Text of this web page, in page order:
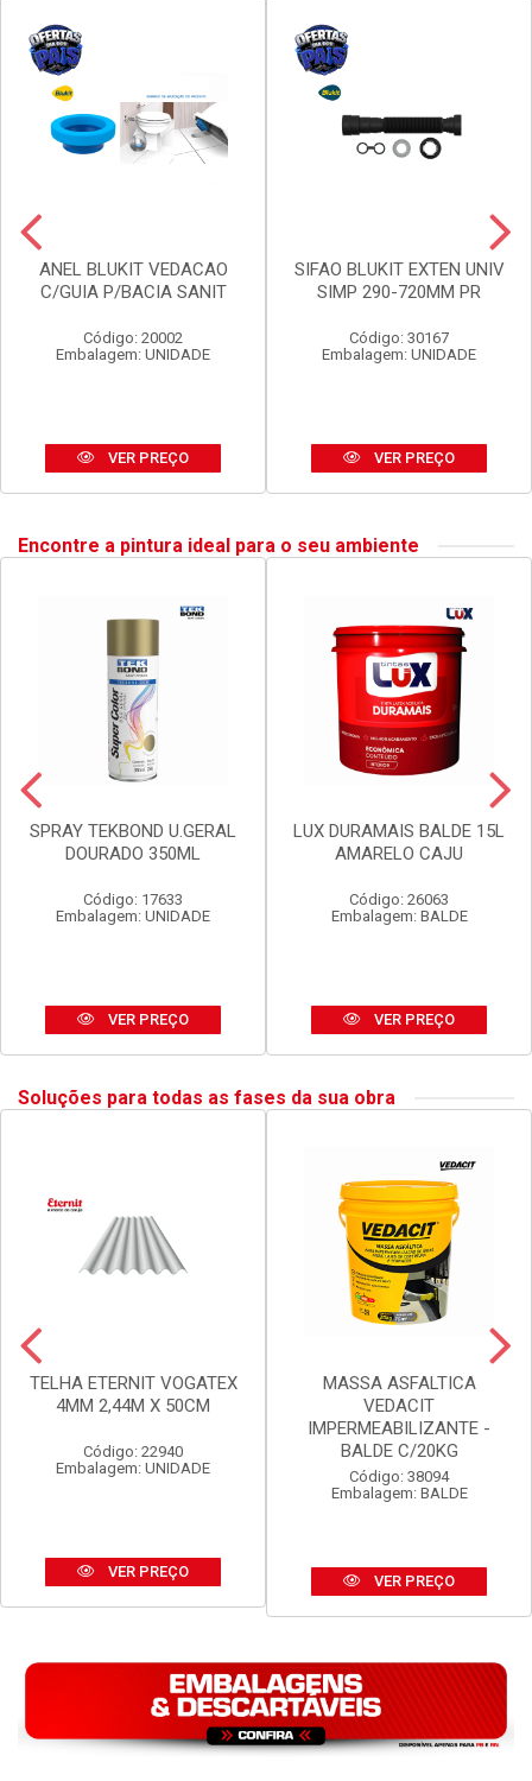
ANEL BLUKIT VEDACAO
C/GUIA P/BACIA SANIT
Código: 20002
Embalagem: UNIDADE
VER PREÇO
SIFAO BLUKIT EXTEN UNIV
SIMP 290-720MM PR
Código: 30167
Embalagem: UNIDADE
VER PREÇO
Encontre a pintura ideal para o seu ambiente
SPRAY TEKBOND U.GERAL
DOURADO 350ML
Código: 17633
Embalagem: UNIDADE
VER PREÇO
LUX DURAMAIS BALDE 15L
AMARELO CAJU
Código: 26063
Embalagem: BALDE
VER PREÇO
Soluções para todas as fases da sua obra
TELHA ETERNIT VOGATEX
4MM 2,44M X 50CM
Código: 22940
Embalagem: UNIDADE
VER PREÇO
MASSA ASFALTICA
VEDACIT
IMPERMEABILIZANTE -
BALDE C/20KG
Código: 38094
Embalagem: BALDE
VER PREÇO